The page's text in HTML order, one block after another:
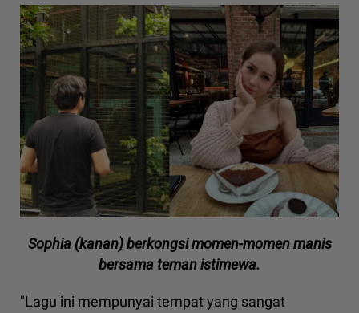
Sophia (kanan) berkongsi momen-momen manis
bersama teman istimewa.
"Lagu ini mempunyai tempat yang sangat